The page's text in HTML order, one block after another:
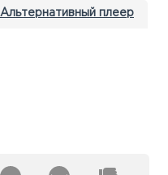
Альтернативный плеер